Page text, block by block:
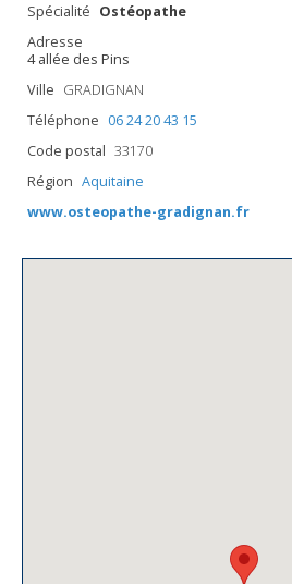
Spécialité Ostéopathe
Adresse
4 allée des Pins
Ville GRADIGNAN
Téléphone 06 24 20 43 15
Code postal 33170
Région Aquitaine
www.osteopathe-gradignan.fr